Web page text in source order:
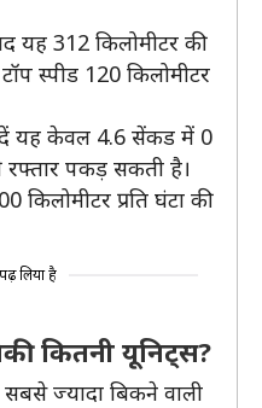
यह 312 किलोमीटर की
स्पीड 120 किलोमीटर
यह केवल 4.6 सेंकड में 0
रफ्तार पकड़ सकती है।
प्रति घंटा की
पढ़ लिया है
कितनी यूनिट्स?
ज्यादा बिकने वाली